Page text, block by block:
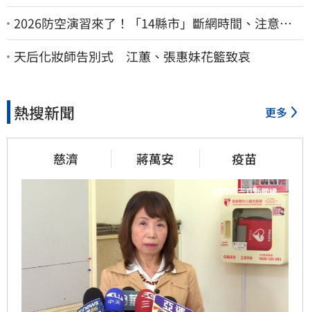
2026防空演習來了！「14縣市」斷網時間、注意事
項一次看
天后化妝師告別式 江蕙、張惠妹花籃致哀
熱搜新聞 更多
慈濟 蔣萬安 疫苗